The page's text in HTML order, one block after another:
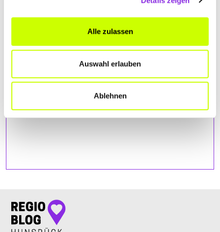
Alle zulassen
Auswahl erlauben
Ablehnen